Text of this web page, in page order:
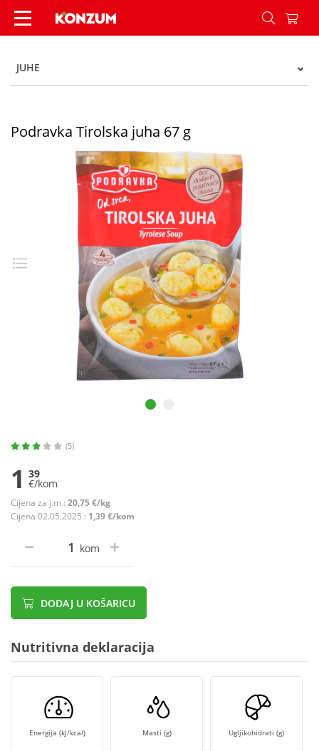
Podravka Tirolska juha 67 g - Konzum
JUHE
Podravka Tirolska juha 67 g
(5)
1 39
€/kom
Cijena za j.m.: 20,75 €/kg
Cijena 02.05.2025.: 1,39 €/kom
kom
DODAJ U KOŠARICU
Nutritivna deklaracija
Energija (kJ/kcal) Masti (g) Ugljikohidrati (g)